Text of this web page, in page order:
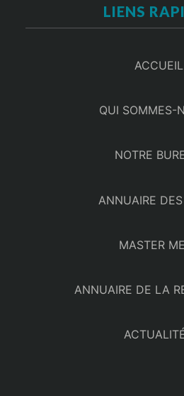
LIENS
ACCUEIL
QUI SOMMES-
NOTRE
ANNUAIRE
MASTER
ANNUAIRE DE LA